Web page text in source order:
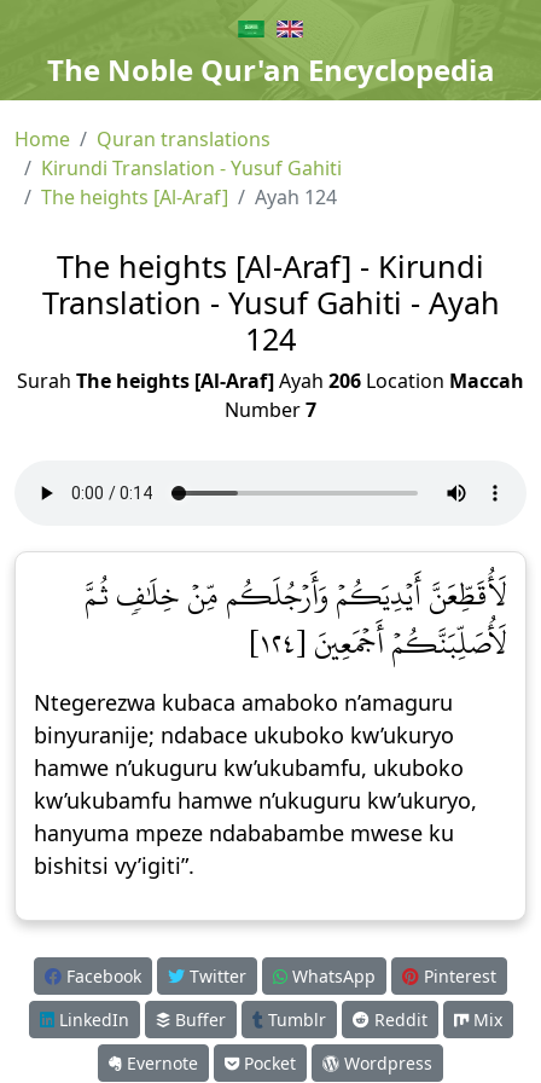
The Noble Qur'an Encyclopedia
Home
Quran translations
Kirundi Translation - Yusuf Gahiti
The heights [Al-Araf]
Ayah 124
The heights [Al-Araf] - Kirundi
Translation - Yusuf Gahiti - Ayah
124
Surah The heights [Al-Araf]Ayah 206 Location Maccah
Number7
لَأُقَطِّعَنَّ أَيۡدِيَكُمۡ وَأَرۡجُلَكُم مِّنۡ خِلَٰفٖ ثُمَّ
لَأُصَلِّبَنَّكُمۡ أَجۡمَعِينَ [١٢٤]
Ntegerezwa kubaca amaboko n’amaguru
binyuranije; ndabace ukuboko kw’ukuryo
hamwe n’ukuguru kw’ukubamfu, ukuboko
kw’ukubamfu hamwe n’ukuguru kw’ukuryo,
hanyuma mpeze ndababambe mwese ku
bishitsi vy’igiti”.
Facebook Twitter WhatsApp
Pinterest
LinkedIn
Buffer Tumblr Reddit
Mix
Evernote
Pocket Wordpress